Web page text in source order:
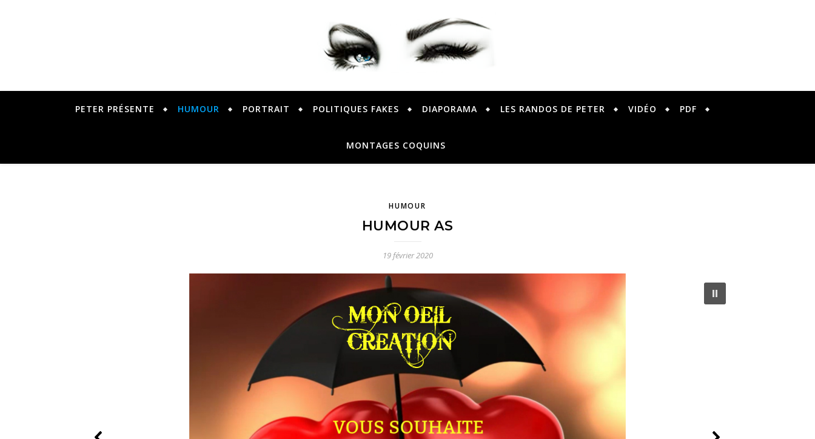
PETER PRESENTE
PETER PRÉSENTE HUMOUR PORTRAIT POLITIQUES FAKES DIAPORAMA LES RANDOS DE PETER VIDÉO PDF
MONTAGES COQUINS
HUMOUR
HUMOUR AS
19 février 2020